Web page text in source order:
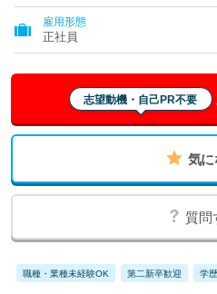
雇用形態
正社員
志望動機・自己PR不要
気に
質問
職種・業種未経験OK 第二新卒歓迎 学